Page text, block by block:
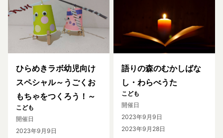
ひらめきラボ幼児向け
スペシャル～うごくお
もちゃをつくろう！～
こども
開催日
2023年9月9日
語りの森のむかしばな
し・わらべうた
こども
開催日
2023年9月9日
2023年9月28日